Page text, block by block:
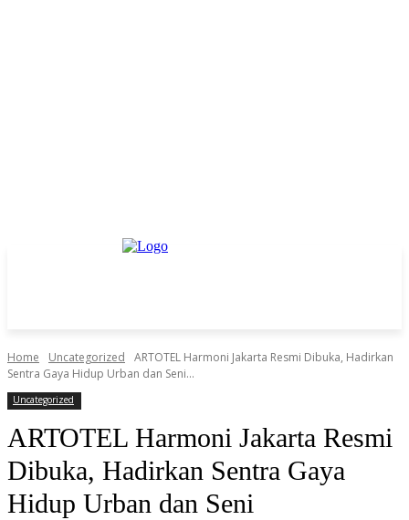
Home Uncategorized
ARTOTEL Harmoni Jakarta Resmi Dibuka, Hadirkan
Sentra Gaya Hidup Urban dan Seni...
Uncategorized
ARTOTEL Harmoni Jakarta Resmi
Dibuka, Hadirkan Sentra Gaya
Hidup Urban dan Seni